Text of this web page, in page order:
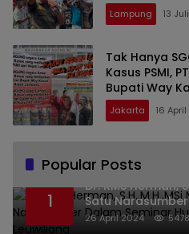
Lampung 13
Tak Hanya
Kasus PSMI,
Bupati Way
Jakarta 16
Popular Posts
1
Dr. KMS Herman,
Satu
kesehatan Di
26 April 2024 5478